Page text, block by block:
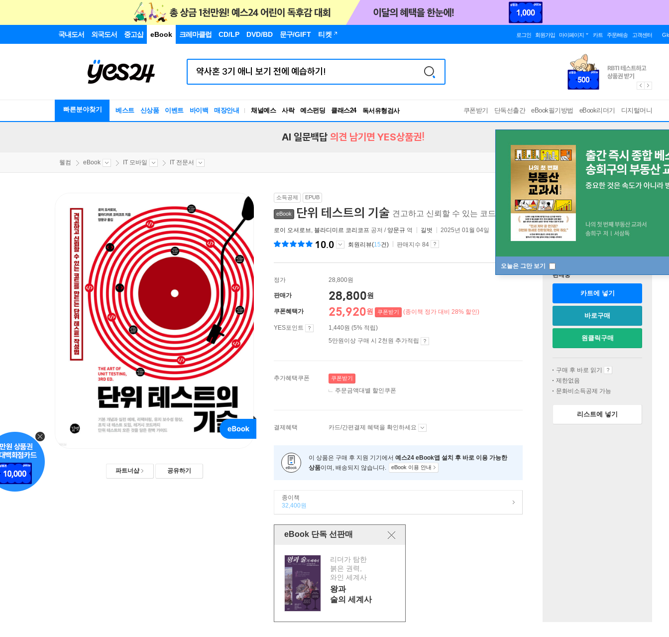
국내도서 외국도서 중고샵 eBook 크레마클럽 CD/LP DVD/BD 문구/GIFT 티켓 로그인 회원가입 마이페이지 카트 주문/배송 고객센터
빠른분야찾기 베스트 신상품 이벤트 바이백 매장안내 채널예스 사락 예스펀딩 클래스24
독서유형검사
RBTI Lab
쿠폰받기 단독선출간 eBook필기방법 eBook리더기 디지털머니
오늘은 그만 보기
AI 일문백답 의견 남기면 YES상품권!
웰컴 eBook IT 모바일 IT 전문서
파트너샵 공유하기
소득공제 EPUB
eBook 단위 테스트의 기술 견고하고 신뢰할 수 있는 코드를 만드는 단위 테스트 작성법
로이 오셔로브, 블라디미르 코리코프 공저 / 양문규 역 길벗 2025년 01월 04일
10.0 회원리뷰(15건) 판매지수 84
정가 28,800원
판매가 28,800원
쿠폰혜택가 25,920원 쿠폰받기 (종이책 정가 대비 28% 할인)
YES포인트
1,440원 (5% 적립)
5만원이상 구매 시 2천원 추가적립
추가혜택쿠폰 쿠폰받기
주문금액대별 할인쿠폰
결제혜택 카드/간편결제 혜택을 확인하세요
이 상품은 구매 후 지원 기기에서 예스24 eBook앱 설치 후 바로 이용 가능한
상품이며, 배송되지 않습니다. eBook 이용 안내
종이책
32,400원
eBook 단독 선판매
리더가 탐한
붉은 권력,
와인 세계사
왕과
술의 세계사
판매중
카트에 넣기
바로구매
원클릭구매
구매 후 바로 읽기
제한없음
문화비소득공제 가능
리스트에 넣기